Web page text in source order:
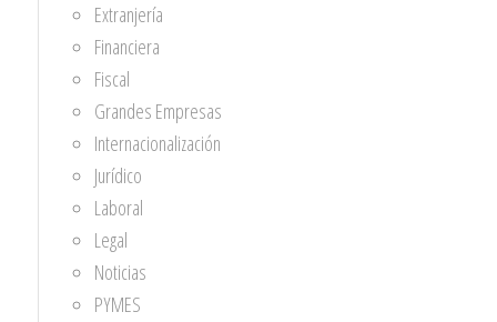
Extranjería
Financiera
Fiscal
Grandes Empresas
Internacionalización
Jurídico
Laboral
Legal
Noticias
PYMES